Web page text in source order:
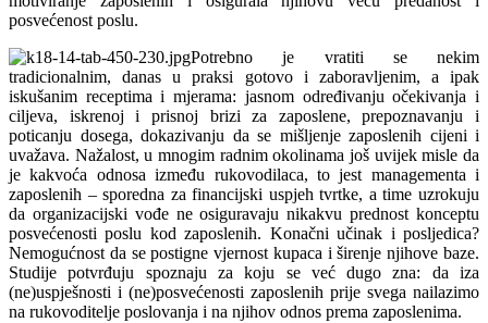
posvećenost poslu.
Potrebno je vratiti se nekim
tradicionalnim, danas u praksi gotovo i zaboravljenim, a ipak
iskušanim receptima i mjerama: jasnom određivanju očekivanja i
ciljeva, iskrenoj i prisnoj brizi za zaposlene, prepoznavanju i
poticanju dosega, dokazivanju da se mišljenje zaposlenih cijeni i
uvažava. Nažalost, u mnogim radnim okolinama još uvijek misle da
je kakvoća odnosa između rukovodilaca, to jest managementa i
zaposlenih – sporedna za financijski uspjeh tvrtke, a time uzrokuju
da organizacijski vođe ne osiguravaju nikakvu prednost konceptu
posvećenosti poslu kod zaposlenih. Konačni učinak i posljedica?
Nemogućnost da se postigne vjernost kupaca i širenje njihove baze.
Studije potvrđuju spoznaju za koju se već dugo zna: da iza
(ne)uspješnosti i (ne)posvećenosti zaposlenih prije svega nailazimo
na rukovoditelje poslovanja i na njihov odnos prema zaposlenima.